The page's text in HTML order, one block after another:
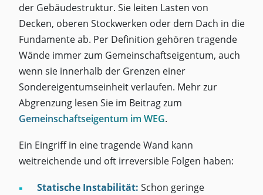
der Gebäudestruktur. Sie leiten Lasten von
Decken, oberen Stockwerken oder dem Dach in die
Fundamente ab. Per Definition gehören tragende
Wände immer zum Gemeinschaftseigentum, auch
wenn sie innerhalb der Grenzen einer
Sondereigentumseinheit verlaufen. Mehr zur
Abgrenzung lesen Sie im Beitrag zum
Gemeinschaftseigentum im WEG.
Ein Eingriff in eine tragende Wand kann
weitreichende und oft irreversible Folgen haben:
Statische Instabilität: Schon geringe